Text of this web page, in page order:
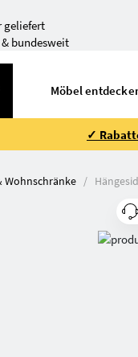
geliefert
bundesweit
Möbel
✓
Wohnschränke